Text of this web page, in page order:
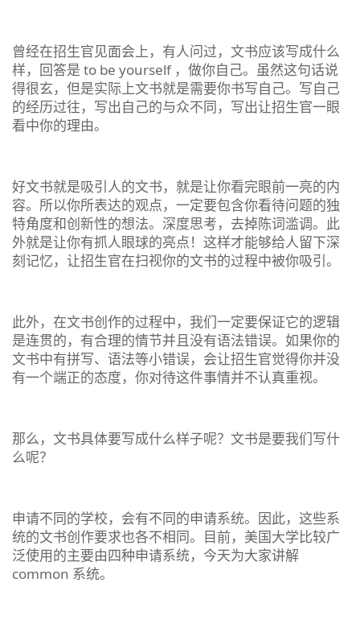
曾经在招生官见面会上，有人问过，文书应该写成什么
样，回答是 to be yourself ，做你自己。虽然这句话说
得很玄，但是实际上文书就是需要你书写自己。写自己
的经历过往，写出自己的与众不同，写出让招生官一眼
看中你的理由。
好文书就是吸引人的文书，就是让你看完眼前一亮的内
容。所以你所表达的观点，一定要包含你看待问题的独
特角度和创新性的想法。深度思考，去掉陈词滥调。此
外就是让你有抓人眼球的亮点！这样才能够给人留下深
刻记忆，让招生官在扫视你的文书的过程中被你吸引。
此外，在文书创作的过程中，我们一定要保证它的逻辑
是连贯的，有合理的情节并且没有语法错误。如果你的
文书中有拼写、语法等小错误，会让招生官觉得你并没
有一个端正的态度，你对待这件事情并不认真重视。
那么，文书具体要写成什么样子呢？文书是要我们写什
么呢？
申请不同的学校，会有不同的申请系统。因此，这些系
统的文书创作要求也各不相同。目前，美国大学比较广
泛使用的主要由四种申请系统，今天为大家讲解
common 系统。